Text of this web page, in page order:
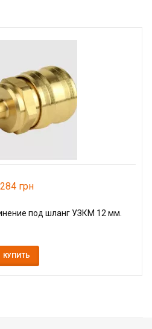
284 грн
под шланг УЗКМ 12 мм.
КУПИТЬ